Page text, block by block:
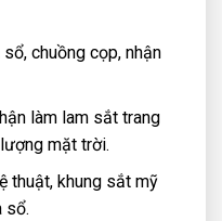
chuồng cọp, nhận
làm lam sắt trang
mặt trời.
thuật, khung sắt mỹ
sổ.